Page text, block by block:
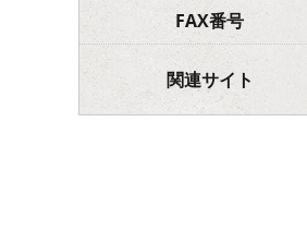
FAX番号
関連サイト